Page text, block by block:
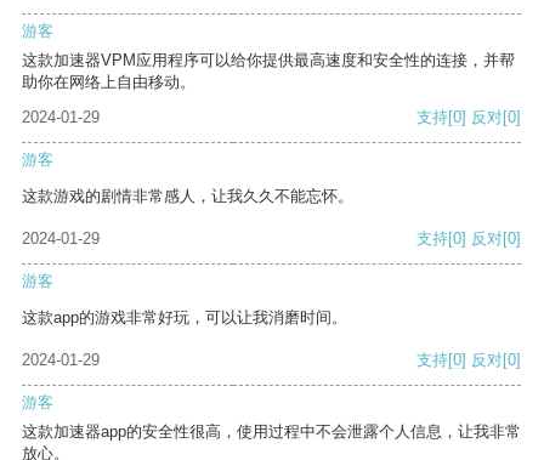
游客
这款加速器VPM应用程序可以给你提供最高速度和安全性的连接，并帮
助你在网络上自由移动。
2024-01-29
支持[0] 反对[0]
游客
这款游戏的剧情非常感人，让我久久不能忘怀。
2024-01-29 支持[0] 反对[0]
游客
这款app的游戏非常好玩，可以让我消磨时间。
2024-01-29 支持[0] 反对[0]
游客
这款加速器app的安全性很高，使用过程中不会泄露个人信息，让我非常
放心。